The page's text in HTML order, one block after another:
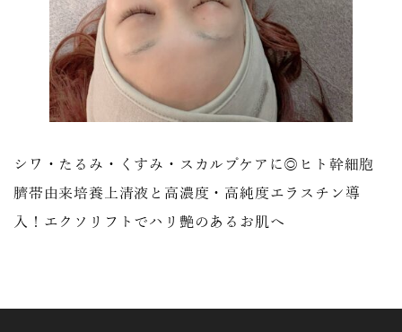
シワ・たるみ・くすみ・スカルプケアに◎ヒト幹細胞
臍帯由来培養上清液と高濃度・高純度エラスチン導
入！エクソリフトでハリ艶のあるお肌へ